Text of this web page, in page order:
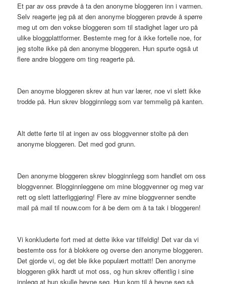
Et par av oss prøvde å ta den anonyme bloggeren inn i varmen.
Selv reagerte jeg på at den anonyme bloggeren prøvde å spørre
meg ut om den vokse bloggeren som til stadighet lager uro på
ulike bloggplattformer. Bestemte meg for å ikke fortelle noe, for
jeg stolte ikke på den anonyme bloggeren. Hun spurte også ut
flere andre bloggere om ting reagerte på.
Den anoyme bloggeren skrev at hun var lærer, noe vi slett ikke
trodde på. Hun skrev blogginnlegg som var temmelig på kanten.
Alt dette førte til at ingen av oss bloggvenner stolte på den
anonyme bloggeren. Det med god grunn.
Den anonyme bloggeren skrev blogginnlegg som handlet om oss
bloggvenner. Blogginnleggene om mine bloggvenner og meg var
rett og slett latterliggjøring! Flere av mine bloggvenner sendte
mail på mail til nouw.com for å be dem om å ta tak i bloggeren!
Vi konkluderte fort med at dette ikke var tilfeldig! Det var da vi
bestemte oss for å blokkere og overse den anonyme bloggeren.
Det gjorde vi, og det ble ikke populært mottatt! Den anonyme
bloggeren gikk hardt ut mot oss, og hun skrev offentlig i sine
innlegg at hun skulle hevne seg. Hun kom til å hevne seg så